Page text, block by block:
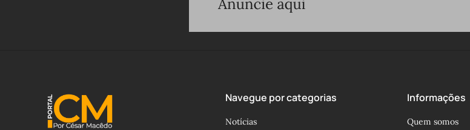
Navegue por categorias
Notícias
Informações
Quem somos